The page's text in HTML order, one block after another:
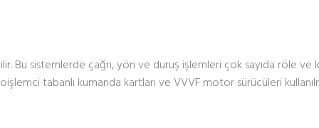
Bu sistemlerde çağrı, yön ve duruş işlemleri çok sayıda röle
tabanlı kumanda kartları ve VVVF motor sürücüleri